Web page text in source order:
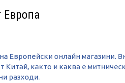
Европа
Европейски онлайн магазини.
Китай, както и каква е
разходи.